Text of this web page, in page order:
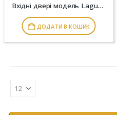
Вхідні двері модель Laguna комплектація Classic ABWEHR (251)
ДОДАТИ В КОШИК